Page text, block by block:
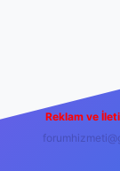
Reklam ve